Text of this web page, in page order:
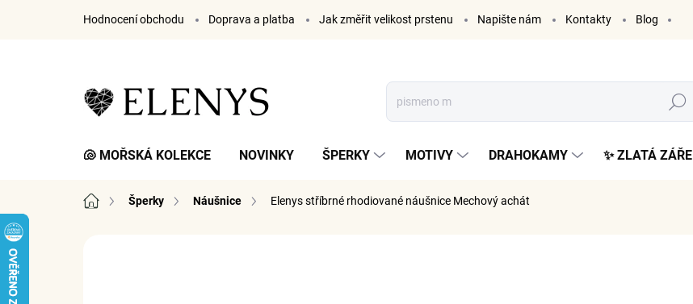
Hodnocení obchodu Doprava a platba Jak změřit velikost prstenu Napište nám Kontakty Blog
Hledat
🐚 MOŘSKÁ KOLEKCE NOVINKY ŠPERKY MOTIVY DRAHOKAMY ✨ ZLATÁ ZÁŘE
Domů Šperky Náušnice Elenys stříbrné rhodiované náušnice Mechový achát